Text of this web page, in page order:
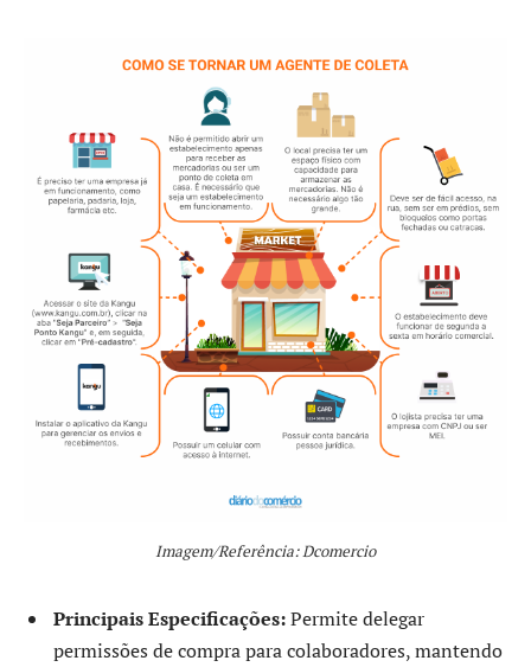
Imagem/Referência: Dcomercio
Principais Especificações:Permite delegar
permissões de compra para colaboradores, mantendo